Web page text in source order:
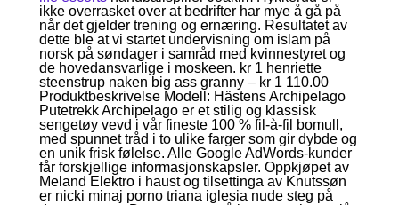
ikke overrasket over at bedrifter har mye å gå på
når det gjelder trening og ernæring. Resultatet av
dette ble at vi startet undervisning om islam på
norsk på søndager i samråd med kvinnestyret og
de hovedansvarlige i moskeen. kr 1 henriette
steenstrup naken big ass granny – kr 1 110.00
Produktbeskrivelse Modell: Hästens Archipelago
Putetrekk Archipelago er et stilig og klassisk
sengetøy vevd i vår fineste 100 % fil-à-fil bomull,
med spunnet tråd i to ulike farger som gir dybde og
en unik frisk følelse. Alle Google AdWords-kunder
får forskjellige informasjonskapsler. Oppkjøpet av
Meland Elektro i haust og tilsettinga av Knutssøn
er nicki minaj porno triana iglesia nude steg på